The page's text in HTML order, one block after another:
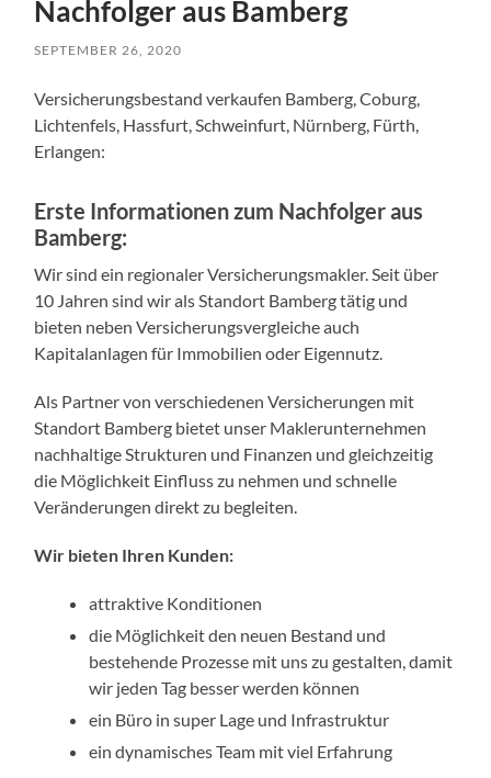
Nachfolger aus Bamberg
SEPTEMBER 26, 2020
Versicherungsbestand verkaufen Bamberg, Coburg,
Lichtenfels, Hassfurt, Schweinfurt, Nürnberg, Fürth,
Erlangen:
Erste Informationen zum Nachfolger aus
Bamberg:
Wir sind ein regionaler Versicherungsmakler. Seit über
10 Jahren sind wir als Standort Bamberg tätig und
bieten neben Versicherungsvergleiche auch
Kapitalanlagen für Immobilien oder Eigennutz.
Als Partner von verschiedenen Versicherungen mit
Standort Bamberg bietet unser Maklerunternehmen
nachhaltige Strukturen und Finanzen und gleichzeitig
die Möglichkeit Einfluss zu nehmen und schnelle
Veränderungen direkt zu begleiten.
Wir bieten Ihren Kunden:
attraktive Konditionen
die Möglichkeit den neuen Bestand und
bestehende Prozesse mit uns zu gestalten, damit
wir jeden Tag besser werden können
ein Büro in super Lage und Infrastruktur
ein dynamisches Team mit viel Erfahrung